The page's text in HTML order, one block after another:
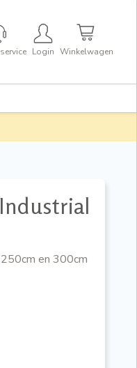
Login Winkelwagen
en 300cm